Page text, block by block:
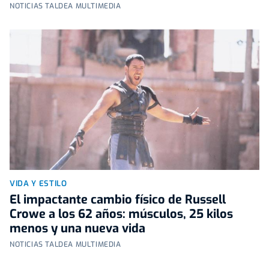
NOTICIAS TALDEA MULTIMEDIA
VIDA Y ESTILO
El impactante cambio físico de Russell
Crowe a los 62 años: músculos, 25 kilos
menos y una nueva vida
NOTICIAS TALDEA MULTIMEDIA